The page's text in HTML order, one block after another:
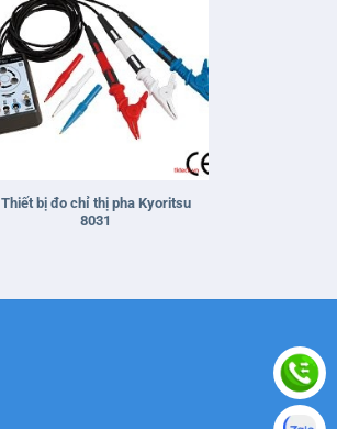
Thiết bị đo chỉ thị pha Kyoritsu
8031